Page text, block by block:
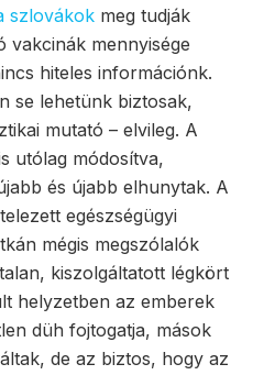
szlovákok meg tudják
vakcinák mennyisége
hiteles információnk.
se lehetünk biztosak,
mutató – elvileg. A
utólag módosítva,
és újabb elhunytak. A
egészségügyi
mégis megszólalók
kiszolgáltatott légkört
helyzetben az emberek
düh fojtogatja, mások
de az biztos, hogy az